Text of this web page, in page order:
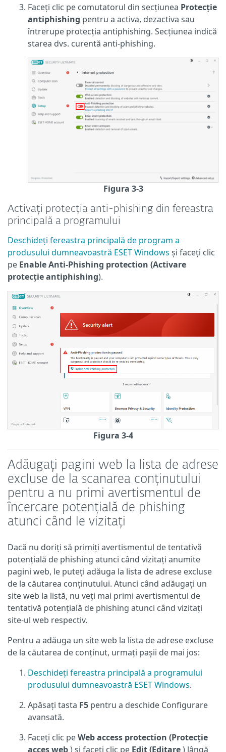
Faceți clic pe comutatorul din secțiunea Protecție
antiphishing pentru a activa, dezactiva sau
întrerupe protecția antiphishing. Secțiunea indică
starea dvs. curentă anti-phishing.
Figura 3-3
Activați protecția anti-phishing din fereastra
principală a programului
Deschideți fereastra principală de program a
produsului dumneavoastră ESET Windows și faceți clic
pe Enable Anti-Phishing protection (Activare
protecție antiphishing).
Figura 3-4
Adăugați pagini web la lista de adrese
excluse de la scanarea conținutului
pentru a nu primi avertismentul de
încercare potențială de phishing
atunci când le vizitați
Dacă nu doriți să primiți avertismentul de tentativă
potențială de phishing atunci când vizitați anumite
pagini web, le puteți adăuga la lista de adrese excluse
de la căutarea conținutului. Atunci când adăugați un
site web la listă, nu veți mai primi avertismentul de
tentativă potențială de phishing atunci când vizitați
site-ul web respectiv.
Pentru a adăuga un site web la lista de adrese excluse
de la căutarea de conținut, urmați pașii de mai jos:
Deschideți fereastra principală a programului
produsului dumneavoastră ESET Windows.
Apăsați tasta F5 pentru a deschide Configurare
avansată.
Faceți clic peWeb access protection (Protecție
acces web) și faceți clic pe Edit (Editare) lângă